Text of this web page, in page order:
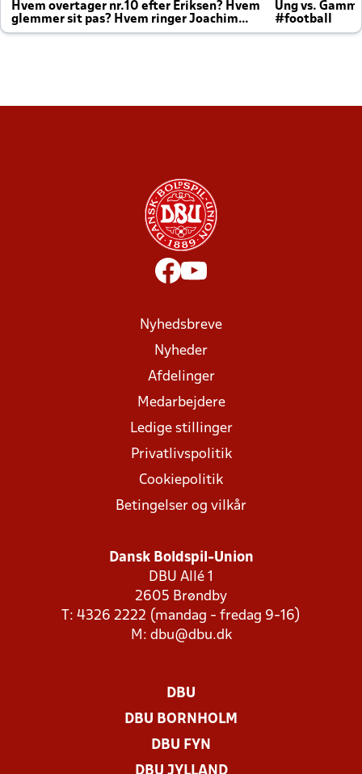
Hvem overtager nr.10 efter Eriksen? Hvem
glemmer sit pas? Hvem ringer Joachim
altid til efter kampe?
Ung vs.
#football
Nyhedsbreve
Nyheder
Afdelinger
Medarbejdere
Ledige stillinger
Privatlivspolitik
Cookiepolitik
Betingelser og vilkår
Dansk Boldspil-Union
DBU Allé 1
2605 Brøndby
T: 4326 2222 (mandag - fredag 9-16)
M: dbu@dbu.dk
DBU
DBU BORNHOLM
DBU FYN